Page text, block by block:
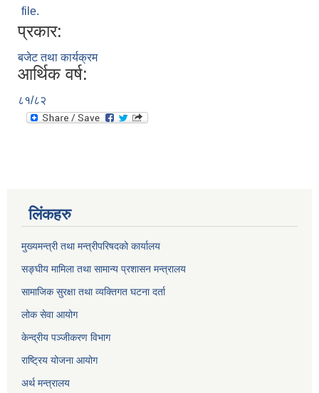
file.
प्रकार:
बजेट तथा कार्यक्रम
आर्थिक वर्ष:
८१/८२
लिंकहरु
मुख्यमन्त्री तथा मन्त्रीपरिषदको कार्यालय
सङ्घीय मामिला तथा सामान्य प्रशासन मन्त्रालय
सामाजिक सुरक्षा तथा व्यक्तिगत घटना दर्ता
लोक सेवा आयोग
केन्द्रीय पञ्जीकरण विभाग
राष्ट्रिय योजना आयोग
अर्थ मन्त्रालय